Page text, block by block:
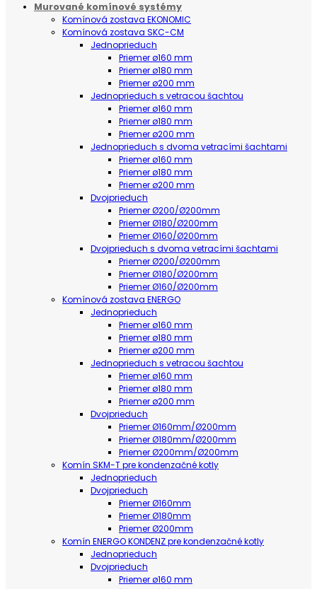
Murované komínové systémy
Komínová zostava EKONOMIC
Komínová zostava SKC-CM
Jednoprieduch
Priemer ø160 mm
Priemer ø180 mm
Priemer ø200 mm
Jednoprieduch s vetracou šachtou
Priemer ø160 mm
Priemer ø180 mm
Priemer ø200 mm
Jednoprieduch s dvoma vetracími šachtami
Priemer ø160 mm
Priemer ø180 mm
Priemer ø200 mm
Dvojprieduch
Priemer Ø200/Ø200mm
Priemer Ø180/Ø200mm
Priemer Ø160/Ø200mm
Dvojprieduch s dvoma vetracími šachtami
Priemer Ø200/Ø200mm
Priemer Ø180/Ø200mm
Priemer Ø160/Ø200mm
Komínová zostava ENERGO
Jednoprieduch
Priemer ø160 mm
Priemer ø180 mm
Priemer ø200 mm
Jednoprieduch s vetracou šachtou
Priemer ø160 mm
Priemer ø180 mm
Priemer ø200 mm
Dvojprieduch
Priemer Ø160mm/Ø200mm
Priemer Ø180mm/Ø200mm
Priemer Ø200mm/Ø200mm
Komín SKM-T pre kondenzačné kotly
Jednoprieduch
Dvojprieduch
Priemer Ø160mm
Priemer Ø180mm
Priemer Ø200mm
Komín ENERGO KONDENZ pre kondenzačné kotly
Jednoprieduch
Dvojprieduch
Priemer ø160 mm